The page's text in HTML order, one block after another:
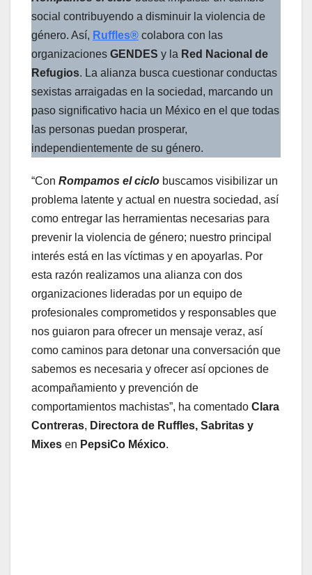
social contribuyendo a disminuir la violencia de
género. Así, Ruffles® colabora con las
organizaciones GENDES y la Red Nacional de
Refugios. La alianza busca cuestionar conductas
sexistas arraigadas en la sociedad, marcando un
paso significativo hacia un México en el que todas
las personas puedan prosperar,
independientemente de su género.
“Con Rompamos el ciclo buscamos visibilizar un
problema latente y actual en nuestra sociedad, así
como entregar las herramientas necesarias para
prevenir la violencia de género; nuestro principal
interés está en las víctimas y en apoyarlas. Por
esta razón realizamos una alianza con dos
organizaciones lideradas por un equipo de
profesionales comprometidos y responsables que
nos guiaron para ofrecer un mensaje veraz, así
como caminos para detonar una conversación que
sabemos es necesaria y ofrecer así opciones de
acompañamiento y prevención de
comportamientos machistas”, ha comentado Clara
Contreras, Directora de Ruffles, Sabritas y
Mixes en PepsiCo México.